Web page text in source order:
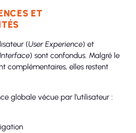
ET
(User Experience) et
) sont confondus. Malgré le
complémentaires, elles restent
globale vécue par l’utilisateur :